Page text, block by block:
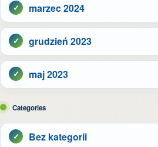
marzec 2024
grudzień 2023
maj 2023
Categories
Bez kategorii